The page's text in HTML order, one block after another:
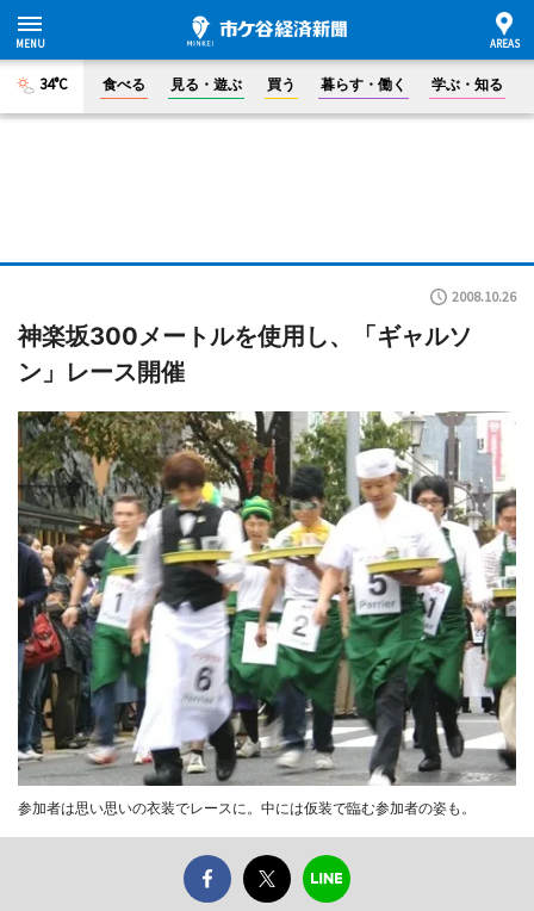
34°C 食べる 見る・遊ぶ 買う 暮らす・働く 学ぶ・知る
2008.10.26
神楽坂300メートルを使用し、「ギャルソ
ン」レース開催
参加者は思い思いの衣装でレースに。中には仮装で臨む参加者の姿も。